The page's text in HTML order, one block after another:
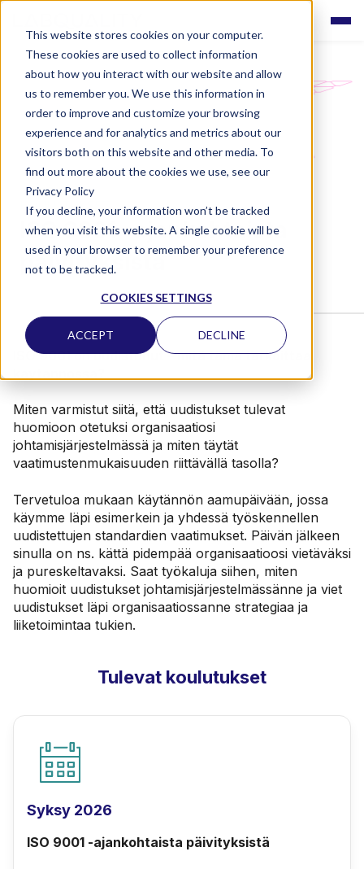
This website stores cookies on your computer.
These cookies are used to collect information
about how you interact with our website and allow
us to remember you. We use this information in
order to improve and customize your browsing
experience and for analytics and metrics about our
visitors both on this website and other media. To
find out more about the cookies we use, see our
Privacy Policy
If you decline, your information won’t be tracked
when you visit this website. A single cookie will be
used in your browser to remember your preference
not to be tracked.
COOKIES SETTINGS
ACCEPT DECLINE
KOULUTUKSET
ISO 9001 -ajankohtaista
päivityksistä
ISO 9001 on uudistunut – mitä tämä tarkoittaa
Miten varmistut siitä, että uudistukset tulevat
huomioon otetuksi organisaatiosi
johtamisjärjestelmässä ja miten täytät
vaatimustenmukaisuuden riittävällä tasolla?
Tervetuloa mukaan käytännön aamupäivään, jossa
käymme läpi esimerkein ja yhdessä työskennellen
uudistettujen standardien vaatimukset. Päivän jälkeen
sinulla on ns. kättä pidempää organisaatioosi vietäväksi
ja pureskeltavaksi. Saat työkaluja siihen, miten
huomioit uudistukset johtamisjärjestelmässänne ja viet
uudistukset läpi organisaatiossanne strategiaa ja
liiketoimintaa tukien.
Tulevat koulutukset
Syksy 2026
ISO 9001 -ajankohtaista päivityksistä